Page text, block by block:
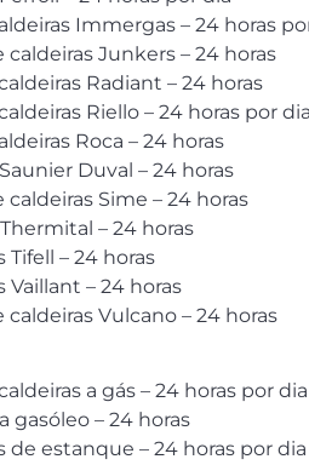
Immergas – 24 horas
Junkers – 24 horas
Radiant – 24 horas
Riello – 24 horas por dia
Roca – 24 horas
Duval – 24 horas
Sime – 24 horas
– 24 horas
– 24 horas
– 24 horas
Vulcano – 24 horas
a gás – 24 horas por dia
gasóleo – 24 horas
de estanque – 24 horas por dia